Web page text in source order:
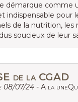
démarque comme
indispensable pour
de la nutrition, les
soucieux de leur
de la CGAD
08/07/24 - A la